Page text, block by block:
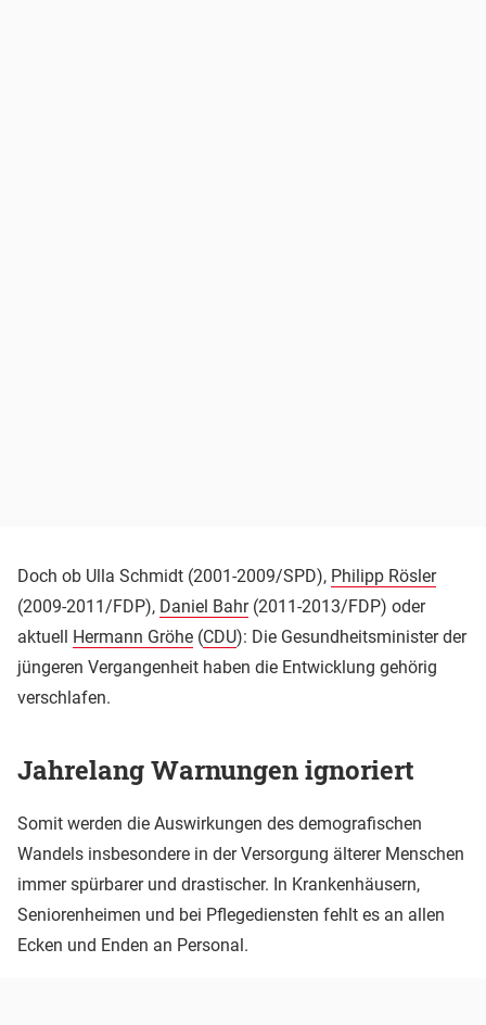
Doch ob Ulla Schmidt (2001-2009/SPD), Philipp Rösler
(2009-2011/FDP), Daniel Bahr(2011-2013/FDP) oder
aktuell Hermann Gröhe (CDU): Die Gesundheitsminister der
jüngeren Vergangenheit haben die Entwicklung gehörig
verschlafen.
Jahrelang Warnungen ignoriert
Somit werden die Auswirkungen des demografischen
Wandels insbesondere in der Versorgung älterer Menschen
immer spürbarer und drastischer. In Krankenhäusern,
Seniorenheimen und bei Pflegediensten fehlt es an allen
Ecken und Enden an Personal.